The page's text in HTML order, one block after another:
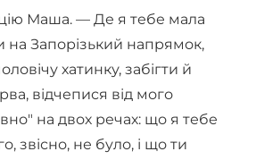
Маша. — Де я тебе мала
на Запорізький напрямок,
хатинку, забігти й
відчепися від мого
на двох речах: що я тебе
звісно, не було, і що ти